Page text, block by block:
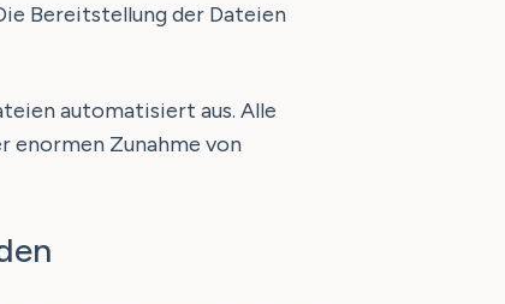
Bereitstellung der Dateien
automatisiert aus. Alle
enormen Zunahme von